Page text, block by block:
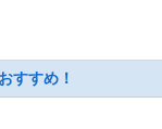
すすめ！